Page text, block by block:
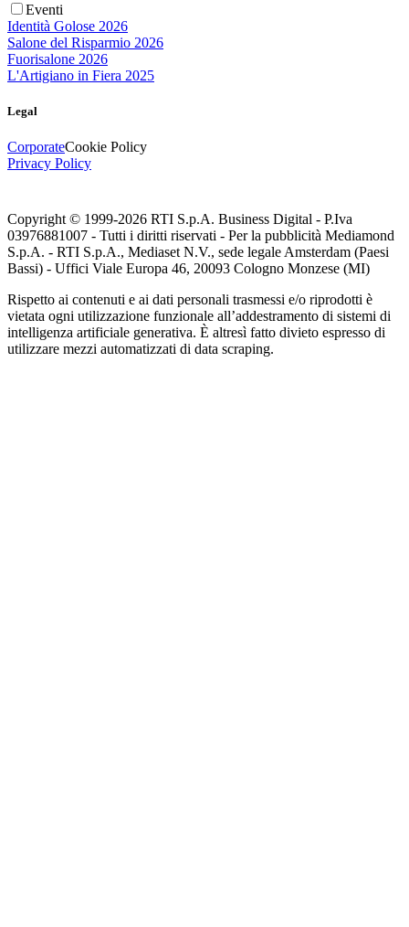
Eventi
Identità Golose 2026
Salone del Risparmio 2026
Fuorisalone 2026
L'Artigiano in Fiera 2025
Legal
CorporateCookie Policy
Privacy Policy
Copyright © 1999-2026 RTI S.p.A. Business Digital - P.Iva
03976881007 - Tutti i diritti riservati - Per la pubblicità Mediamond
S.p.A. - RTI S.p.A., Mediaset N.V., sede legale Amsterdam (Paesi
Bassi) - Uffici Viale Europa 46, 20093 Cologno Monzese (MI)
Rispetto ai contenuti e ai dati personali trasmessi e/o riprodotti è
vietata ogni utilizzazione funzionale all’addestramento di sistemi di
intelligenza artificiale generativa. È altresì fatto divieto espresso di
utilizzare mezzi automatizzati di data scraping.